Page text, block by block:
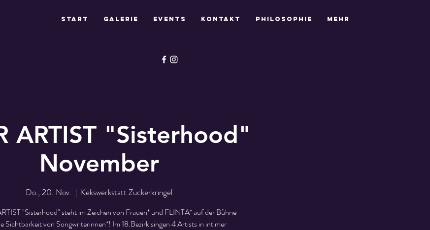
Start Galerie Events Kontakt Philosophie Mehr
ARTIST "Sisterhood"
November
Do., 20. Nov.
  |
Kekswerkstatt Zuckerkringel
"Sisterhood" steht im Zeichen von Frauen* und FLINTA* auf der Bühne
Sichtbarkeit von Songwriterinnen*! Im 18.Bezirk singen 4 Artists in intimer